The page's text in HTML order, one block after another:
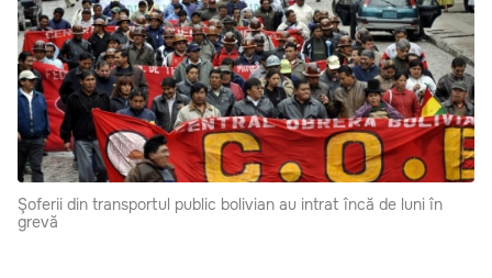
Şoferii din transportul public bolivian au intrat încă de luni în
grevă